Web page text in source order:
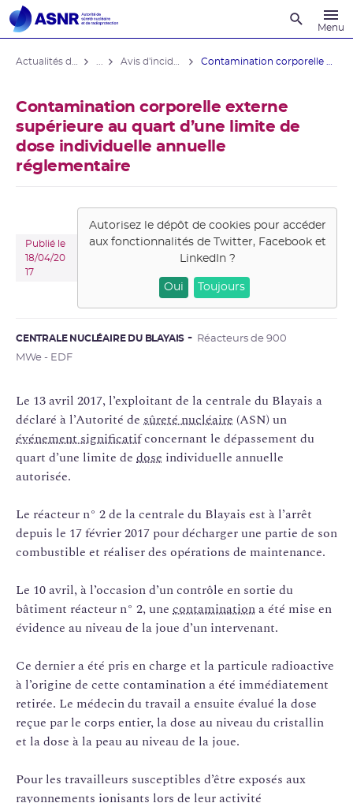
Menu
Contamination corporelle externe
supérieure au quart d’une limite de
dose individuelle annuelle
réglementaire
Publié le
18/04/20
17
Autorisez le dépôt de cookies pour accéder
aux fonctionnalités de Twitter, Facebook et
LinkedIn?
Oui Toujours
CENTRALE NUCLÉAIRE DU BLAYAIS
Réacteurs de 900
MWe - EDF
Le 13 avril 2017, l’exploitant de la centrale du Blayais a
déclaré à l’Autorité de sûreté nucléaire (ASN) un
événement significatifconcernant le dépassement du
quart d’une limite de dose individuelle annuelle
autorisée.
Le réacteur n° 2 de la centrale du Blayais est à l’arrêt
depuis le 17 février 2017 pour décharger une partie de son
combustible et réaliser des opérations de maintenance.
Le 10 avril, à l’occasion d’un contrôle en sortie du
bâtiment réacteur n° 2, une contaminationa été mise en
évidence au niveau de la joue d’un intervenant.
Ce dernier a été pris en charge et la particule radioactive
à l’origine de cette contamination a été immédiatement
retirée. Le médecin du travail a ensuite évalué la dose
reçue par le corps entier, la dose au niveau du cristallin
et la dose à la peau au niveau de la joue.
Pour les travailleurs susceptibles d’être exposés aux
rayonnements ionisants lors de leur activité